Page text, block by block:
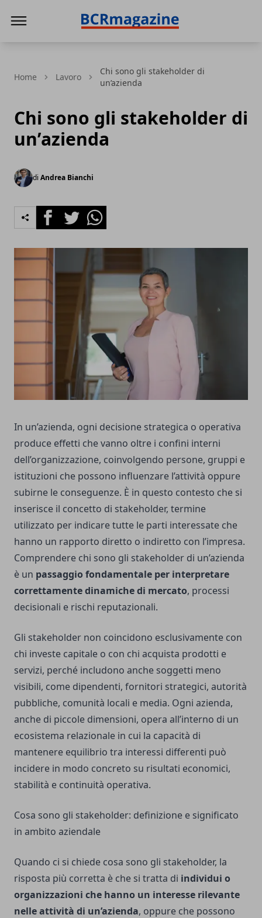
Home Lavoro
Chi sono gli stakeholder di
un’azienda
Chi sono gli stakeholder di
un’azienda
di Andrea Bianchi
FacebookTwitterWhatsapp
In un’azienda, ogni decisione strategica o operativa
produce effetti che vanno oltre i confini interni
dell’organizzazione, coinvolgendo persone, gruppi e
istituzioni che possono influenzare l’attività oppure
subirne le conseguenze. È in questo contesto che si
inserisce il concetto di stakeholder, termine
utilizzato per indicare tutte le parti interessate che
hanno un rapporto diretto o indiretto con l’impresa.
Comprendere chi sono gli stakeholder di un’azienda
è un passaggio fondamentale per interpretare
correttamente dinamiche di mercato, processi
decisionali e rischi reputazionali.
Gli stakeholder non coincidono esclusivamente con
chi investe capitale o con chi acquista prodotti e
servizi, perché includono anche soggetti meno
visibili, come dipendenti, fornitori strategici, autorità
pubbliche, comunità locali e media. Ogni azienda,
anche di piccole dimensioni, opera all’interno di un
ecosistema relazionale in cui la capacità di
mantenere equilibrio tra interessi differenti può
incidere in modo concreto su risultati economici,
stabilità e continuità operativa.
Cosa sono gli stakeholder: definizione e significato
in ambito aziendale
Quando ci si chiede cosa sono gli stakeholder, la
risposta più corretta è che si tratta di individui o
organizzazioni che hanno un interesse rilevante
nelle attività di un’azienda, oppure che possono